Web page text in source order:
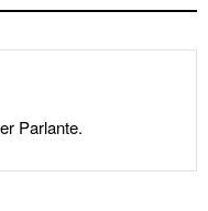
Parlante.